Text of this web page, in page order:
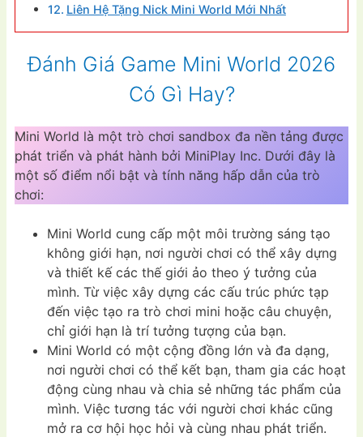
Liên Hệ Tặng Nick Mini World Mới Nhất
Đánh Giá Game Mini World 2026
Có Gì Hay?
Mini World là một trò chơi sandbox đa nền tảng được
phát triển và phát hành bởi MiniPlay Inc. Dưới đây là
một số điểm nổi bật và tính năng hấp dẫn của trò
chơi:
Mini World cung cấp một môi trường sáng tạo
không giới hạn, nơi người chơi có thể xây dựng
và thiết kế các thế giới ảo theo ý tưởng của
mình. Từ việc xây dựng các cấu trúc phức tạp
đến việc tạo ra trò chơi mini hoặc câu chuyện,
chỉ giới hạn là trí tưởng tượng của bạn.
Mini World có một cộng đồng lớn và đa dạng,
nơi người chơi có thể kết bạn, tham gia các hoạt
động cùng nhau và chia sẻ những tác phẩm của
mình. Việc tương tác với người chơi khác cũng
mở ra cơ hội học hỏi và cùng nhau phát triển.